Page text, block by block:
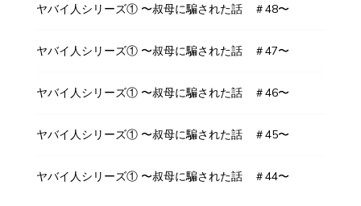
ヤバイ人シリーズ① 〜叔母に騙された話 ＃48〜
ヤバイ人シリーズ① 〜叔母に騙された話 ＃47〜
ヤバイ人シリーズ① 〜叔母に騙された話 ＃46〜
ヤバイ人シリーズ① 〜叔母に騙された話 ＃45〜
ヤバイ人シリーズ① 〜叔母に騙された話 ＃44〜